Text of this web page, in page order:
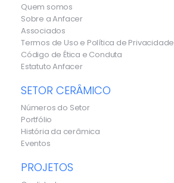
Quem somos
Sobre a Anfacer
Associados
Termos de Uso e Política de Privacidade
Código de Ética e Conduta
Estatuto Anfacer
SETOR CERÂMICO
Números do Setor
Portfólio
História da cerâmica
Eventos
PROJETOS